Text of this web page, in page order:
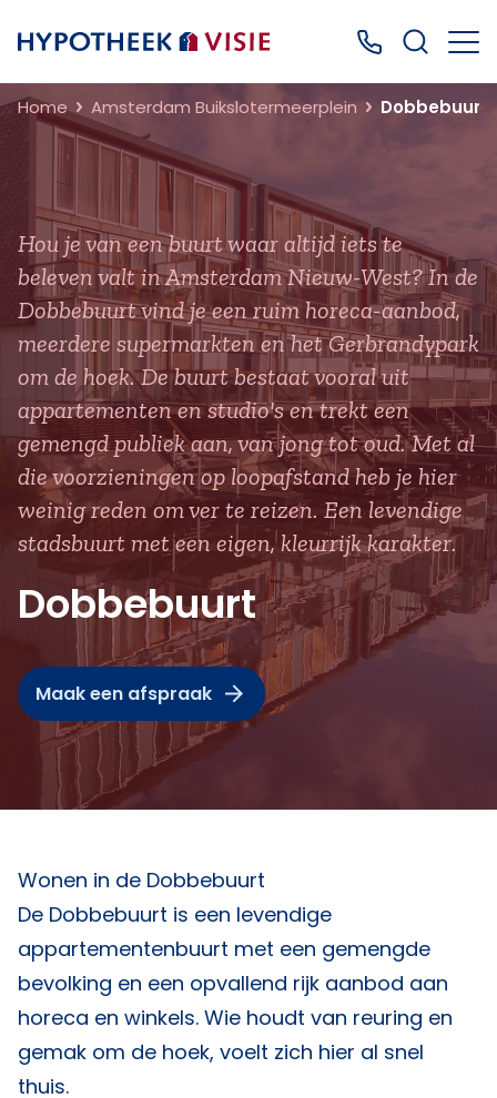
Terug naar home Bel ons: 0499
Home Amsterdam Buikslotermeerplein Dobbebuurt
Hou je van een buurt waar altijd iets te
beleven valt in Amsterdam Nieuw-West? In de
Dobbebuurt vind je een ruim horeca-aanbod,
meerdere supermarkten en het Gerbrandypark
om de hoek. De buurt bestaat vooral uit
appartementen en studio's en trekt een
gemengd publiek aan, van jong tot oud. Met al
die voorzieningen op loopafstand heb je hier
weinig reden om ver te reizen. Een levendige
stadsbuurt met een eigen, kleurrijk karakter.
Dobbebuurt
Maak een afspraak
Wonen in de Dobbebuurt
De Dobbebuurt is een levendige
appartementenbuurt met een gemengde
bevolking en een opvallend rijk aanbod aan
horeca en winkels. Wie houdt van reuring en
gemak om de hoek, voelt zich hier al snel
thuis.